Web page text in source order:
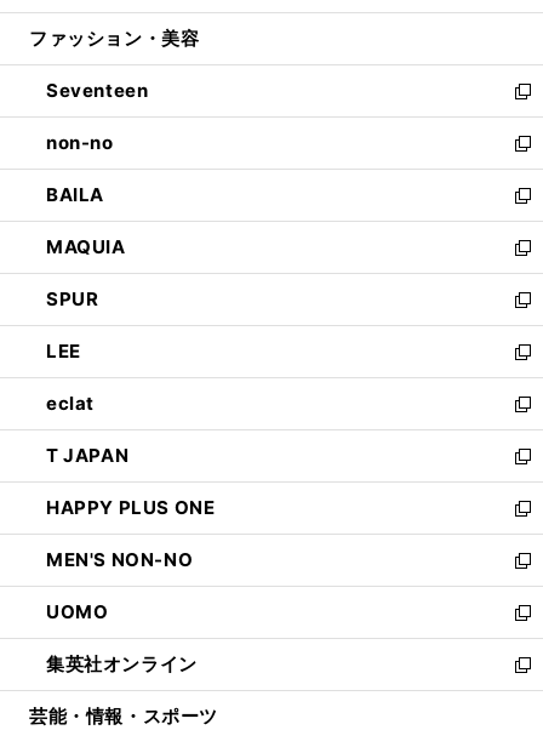
開
ウ
開
く
ン
ウ
で
開
く
ウ
ン
ド
ウ
で
開
く
ファッション・美容
Seventeen
新
し
い
ウ
ィ
ン
ド
ウ
で
開
く
non-no
新
し
い
ウ
ィ
ン
ド
ウ
で
開
く
BAILA
新
し
い
ウ
ィ
ン
ド
ウ
で
開
く
MAQUIA
新
し
い
ウ
ィ
ン
ド
ウ
で
開
く
SPUR
新
し
い
ウ
ィ
ン
ド
ウ
で
開
く
LEE
新
し
い
ウ
ィ
ン
ド
ウ
で
開
く
eclat
新
し
い
ウ
ィ
ン
ド
ウ
で
開
く
T JAPAN
新
し
い
ウ
ィ
ン
ド
ウ
で
開
HAPPY PLUS ONE
新
し
い
ウ
ィ
ン
ド
ウ
MEN'S NON-NO
新
し
い
ウ
ィ
ン
UOMO
新
し
い
ウ
集英社オンライン
新
し
芸能・情報・スポーツ